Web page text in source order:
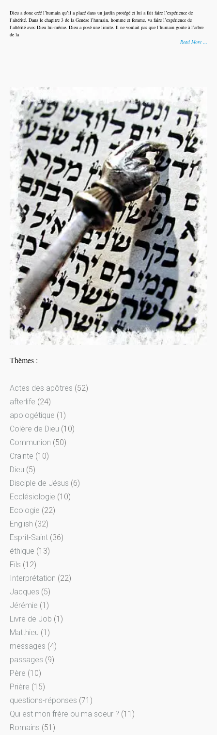
Dieu a donc créé l’humain qu’il a placé dans un jardin protégé et lui a fait faire l’expérience de
l’altérité. Dans le chapitre 3 de la Genèse l’humain, homme et femme, va faire l’expérience de
l’altérité avec Dieu lui-même. Dieu a posé une limite. Il ne voulait pas que l’humain goûte à l’arbre
de la
Read More …
Thèmes :
Actes des apôtres (52)
afterlife (24)
apologétique (1)
Colère de Dieu (10)
Communion (50)
Crainte (10)
Dieu (5)
Disciple de Jésus (6)
Ecclésiologie (10)
Ecologie (22)
English (32)
Esprit-Saint (36)
éthique (13)
Fils (12)
Interprétation (22)
Jacques (5)
Jérémie (1)
Livre de Job (1)
Matthieu (1)
messages (4)
passages (9)
Père (10)
Prière (15)
questions-réponses (71)
Qui est mon frère ou ma soeur ? (11)
Romains (51)